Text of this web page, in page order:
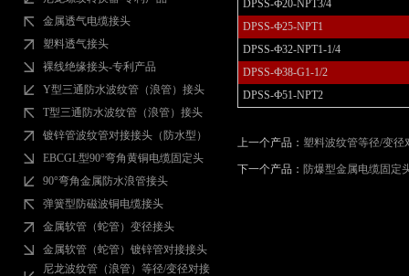
金属透气电缆接头
塑料透气接头
裸线绝缘接头-专利产品
Y型三通防水波纹管（浪管）接头
T型三通防水波纹管（浪管）接头
镀锌管波纹管对接接头（防水型）
EBCGL型90°弯角黄铜电缆固定头
90°弯角金属防水浪管接头
弹簧型防磁波铜电缆接头
金属软管（蛇管）变径接头
金属软管（蛇管）镀锌管对接接头
尼龙波纹管（浪管）等径/变径对接
DPSS-Ф20-NPT3/4
DPSS-Ф25-NPT1
DPSS-Ф32-NPT1-1/4
DPSS-Ф38-G1-1/2
DPSS-Ф51-NPT2
上一个产品： 塑料波纹管等径/变径
下一个产品： 防爆型金属电缆固定